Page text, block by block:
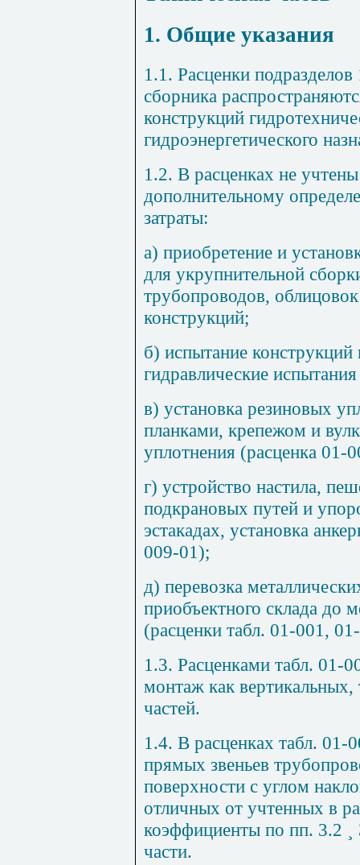
1. Общие указания
1.1. Расценки
сборника
конструкций
гидроэнергетического
1.2. В расценках не
дополнительному
затраты:
а) приобретение и
для укрупнительной
трубопроводов,
конструкций;
б) испытание
гидравлические
в) установка резиновых
планками, крепежом и
уплотнения (расценка 01-
г) устройство настила,
подкрановых путей и
эстакадах, установка
009-01);
д) перевозка
приобъектного склада до
(расценки табл. 01-001,
1.3. Расценками табл. 01-
монтаж как
частей.
1.4. В расценках табл.
прямых звеньев
поверхности с углом
отличных от учтенных в
коэффициенты по пп. 3.2
части.